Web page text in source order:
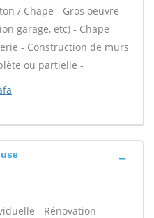
/ Chape - Gros oeuvre
garage, etc) - Chape
- Construction de murs
ou partielle -
- Rénovation